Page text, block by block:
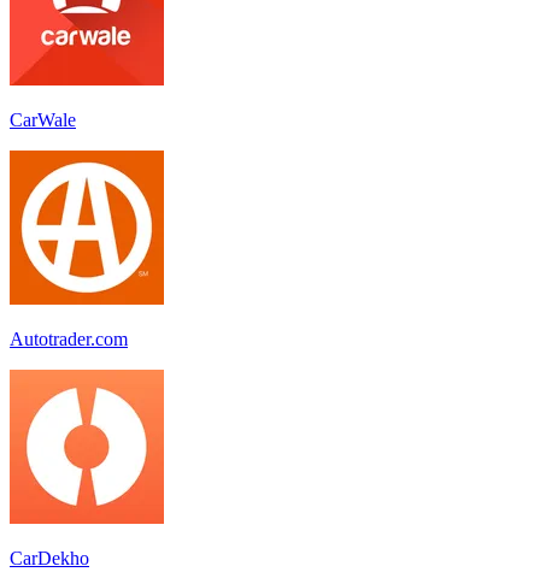
CarWale
Autotrader.com
CarDekho